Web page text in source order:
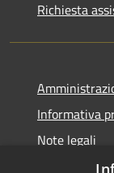
Richiesta
Informativa
Note legali